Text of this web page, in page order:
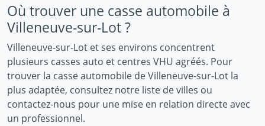
Où trouver une casse automobile à
Villeneuve-sur-Lot ?
Villeneuve-sur-Lot et ses environs concentrent
plusieurs casses auto et centres VHU agréés. Pour
trouver la casse automobile de Villeneuve-sur-Lot la
plus adaptée, consultez notre liste de villes ou
contactez-nous pour une mise en relation directe avec
un professionnel.